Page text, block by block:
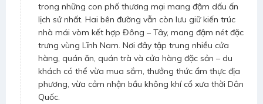
trong những con phố thương mại mang đậm dấu ấn
lịch sử nhất. Hai bên đường vẫn còn lưu giữ kiến trúc
nhà mái vòm kết hợp Đông – Tây, mang đậm nét đặc
trưng vùng Lĩnh Nam. Nơi đây tập trung nhiều cửa
hàng, quán ăn, quán trà và cửa hàng đặc sản – du
khách có thể vừa mua sắm, thưởng thức ẩm thực địa
phương, vừa cảm nhận bầu không khí cổ xưa thời Dân
Quốc.